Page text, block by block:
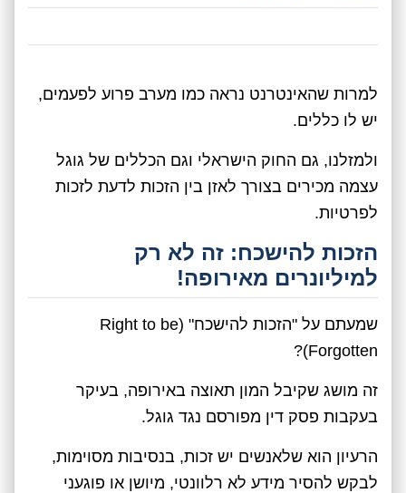
למרות שהאינטרנט נראה כמו מערב פרוע לפעמים,
יש לו כללים.
ולמזלנו, גם החוק הישראלי וגם הכללים של גוגל
עצמה מכירים בצורך לאזן בין הזכות לדעת לזכות
לפרטיות.
הזכות להישכח: זה לא רק
למיליונרים מאירופה!
שמעתם על "הזכות להישכח" (Right to be
Forgotten)?
זה מושג שקיבל המון תאוצה באירופה, בעיקר
בעקבות פסק דין מפורסם נגד גוגל.
הרעיון הוא שלאנשים יש זכות, בנסיבות מסוימות,
לבקש להסיר מידע לא רלוונטי, מיושן או פוגעני